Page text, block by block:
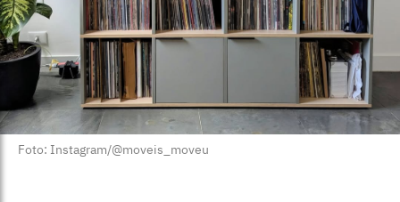
Foto: Instagram/@moveis_moveu